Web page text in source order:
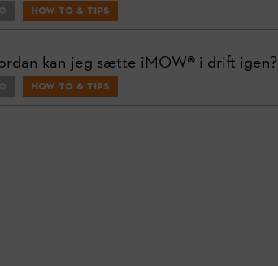
How To & Tips
kan jeg sætte iMOW® i drift igen?
How To & Tips